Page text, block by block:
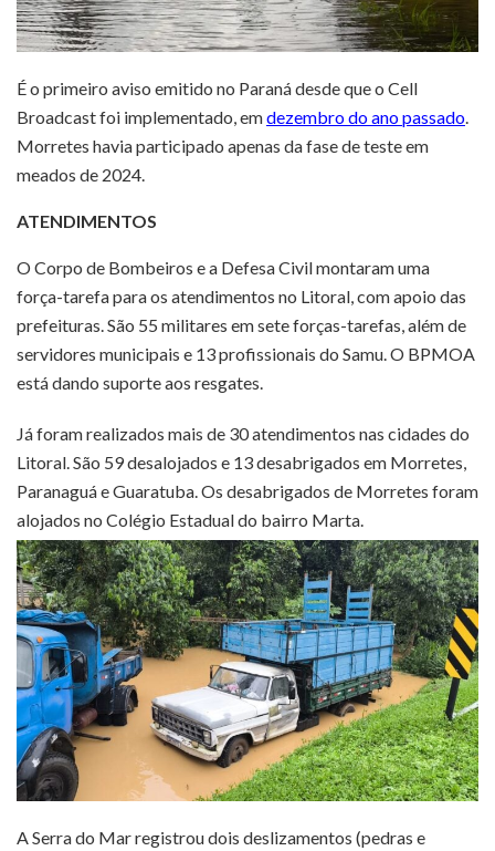
É o primeiro aviso emitido no Paraná desde que o Cell
Broadcast foi implementado, emdezembro do ano passado.
Morretes havia participado apenas da fase de teste em
meados de 2024.
ATENDIMENTOS
O Corpo de Bombeiros e a Defesa Civil montaram uma
força-tarefa para os atendimentos no Litoral, com apoio das
prefeituras. São 55 militares em sete forças-tarefas, além de
servidores municipais e 13 profissionais do Samu. O BPMOA
está dando suporte aos resgates.
Já foram realizados mais de 30 atendimentos nas cidades do
Litoral. São 59 desalojados e 13 desabrigados em Morretes,
Paranaguá e Guaratuba. Os desabrigados de Morretes foram
alojados no Colégio Estadual do bairro Marta.
A Serra do Mar registrou dois deslizamentos (pedras e